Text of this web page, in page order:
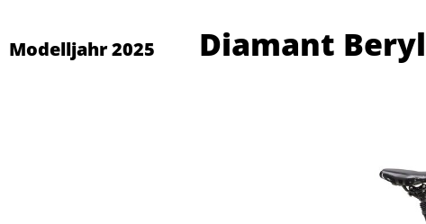
Modelljahr 2025 Diamant